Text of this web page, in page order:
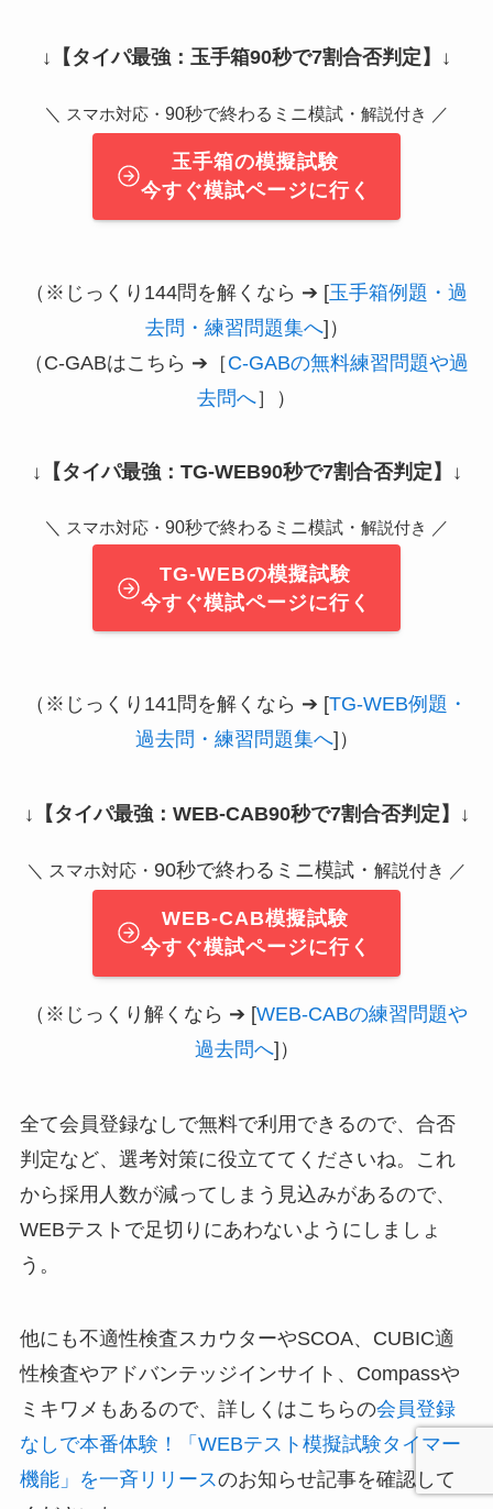
↓ 【タイパ最強：玉手箱90秒で7割合否判定】 ↓
＼ スマホ対応・ 90秒で終わるミニ模試・ 解説付き ／
玉手箱の模擬試験
今すぐ模試ページに行く
（※じっくり144問を解くなら ➔ [玉手箱例題・過
去問・練習問題集へ]）
（C-GABはこちら ➔［C-GABの無料練習問題や過
去問へ］）
↓ 【タイパ最強：TG-WEB90秒で7割合否判定】 ↓
＼ スマホ対応・ 90秒で終わるミニ模試・ 解説付き ／
TG-WEBの模擬試験
今すぐ模試ページに行く
（※じっくり141問を解くなら ➔ [TG-WEB例題・
過去問・練習問題集へ]）
↓ 【タイパ最強：WEB-CAB90秒で7割合否判定】 ↓
＼ スマホ対応・ 90秒で終わるミニ模試・ 解説付き ／
WEB-CAB模擬試験
今すぐ模試ページに行く
（※じっくり解くなら ➔ [WEB-CABの練習問題や
過去問へ]）
全て会員登録なしで無料で利用できるので、合否
判定など、選考対策に役立ててくださいね。これ
から採用人数が減ってしまう見込みがあるので、
WEBテストで足切りにあわないようにしましょ
う。
他にも不適性検査スカウターやSCOA、CUBIC適
性検査やアドバンテッジインサイト、Compassや
ミキワメもあるので、詳しくはこちらの会員登録
なしで本番体験！「WEBテスト模擬試験タイマー
機能」を一斉リリースのお知らせ記事を確認して